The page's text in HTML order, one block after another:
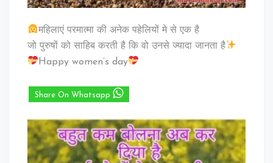
महिलाएं परमात्मा की अनेक पहेलियों मे से एक है
जो पुरुषों को साहिब करती है कि वो उनसे ज्यादा जानता है
Happy women’s day
Share On Whatsapp